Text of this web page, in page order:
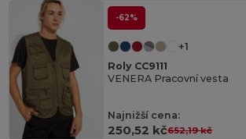
-62%
+1
Roly CC9111
VENERA Pracovní vesta
Najnižší cena:
250,52 kč652,19 kč